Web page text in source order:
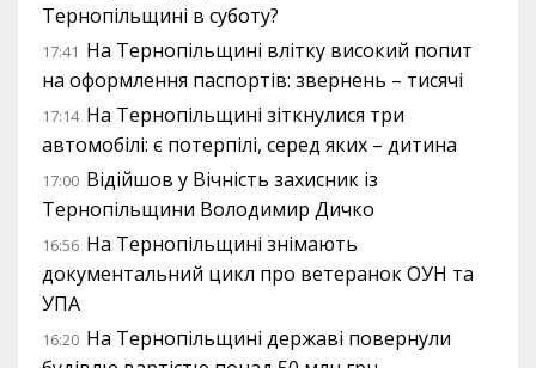
Тернопільщині в суботу?
17:41 На Тернопільщині влітку високий попит
на оформлення паспортів: звернень – тисячі
17:14 На Тернопільщині зіткнулися три
автомобілі: є потерпілі, серед яких – дитина
17:00 Відійшов у Вічність захисник із
Тернопільщини Володимир Дичко
16:56 На Тернопільщині знімають
документальний цикл про ветеранок ОУН та
УПА
16:20 На Тернопільщині державі повернули